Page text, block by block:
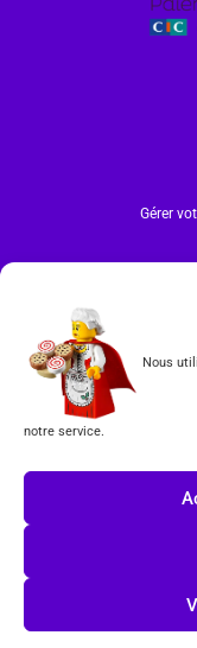
Nous
notre service.
Gérer
en restent les propriétaires. Tous
INSCRIPTION À LA